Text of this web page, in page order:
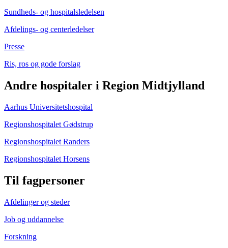
Sundheds- og hospitalsledelsen
Afdelings- og centerledelser
Presse
Ris, ros og gode forslag
Andre hospitaler i Region Midtjylland
Aarhus Universitetshospital
Regionshospitalet Gødstrup
Regionshospitalet Randers
Regionshospitalet Horsens
Til fagpersoner
Afdelinger og steder
Job og uddannelse
Forskning